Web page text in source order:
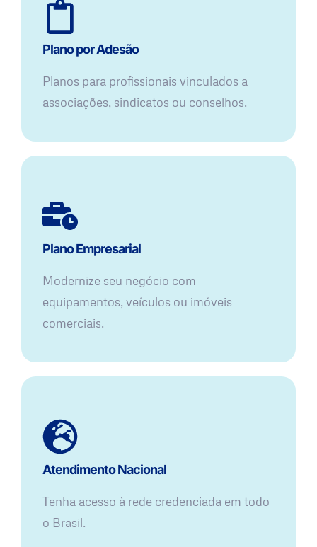
Plano por Adesão
Planos para profissionais vinculados a
associações, sindicatos ou conselhos.
Plano Empresarial
Modernize seu negócio com
equipamentos, veículos ou imóveis
comerciais.
Atendimento Nacional
Tenha acesso à rede credenciada em todo
o Brasil.